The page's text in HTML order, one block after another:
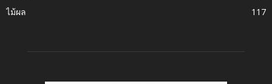
ไม้ผล
117